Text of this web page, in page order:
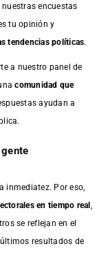
encuestas
tu opinión y
tendencias políticas.
a nuestro panel de
comunidad que
ayudan a
inmediatez. Por eso,
en tiempo real
se reflejan en el
resultados de